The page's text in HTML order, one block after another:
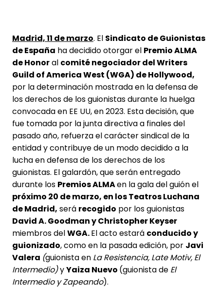
Madrid, 11 de marzo. El Sindicato de Guionistas
de España ha decidido otorgar el Premio ALMA
de Honoral comité negociador del Writers
Guild of America West (WGA) de Hollywood,
por la determinación mostrada en la defensa de
los derechos de los guionistas durante la huelga
convocada en EE UU, en 2023. Esta decisión, que
fue tomada por la junta directiva a finales del
pasado año, refuerza el carácter sindical de la
entidad y contribuye de un modo decidido a la
lucha en defensa de los derechos de los
guionistas. El galardón, que serán entregado
durante los Premios ALMAen la gala del guión el
próximo 20 de marzo, en los Teatros Luchana
de Madrid, será recogido por los guionistas
David A. Goodman y Christopher Keyser
miembros delWGA.El acto estará conducido y
guionizado, como en la pasada edición, por Javi
Valera (guionista enLa Resistencia, Late Motiv, El
Intermedio)yYaiza Nuevo (guionista de El
Intermedio y Zapeando).